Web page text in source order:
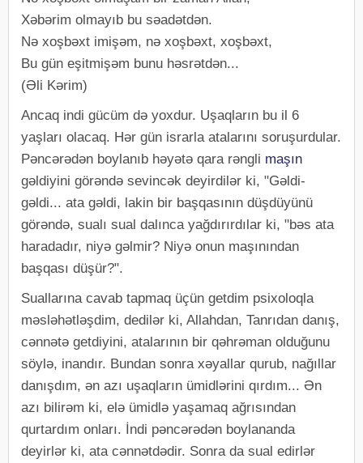
Xəbərim olmayıb bu səadətdən.
Nə xoşbəxt imişəm, nə xoşbəxt, xoşbəxt,
Bu gün eşitmişəm bunu həsrətdən...
(Əli Kərim)
Ancaq indi gücüm də yoxdur. Uşaqların bu il 6
yaşları olacaq. Hər gün israrla atalarını soruşurdular.
Pəncərədən boylanıb həyətə qara rəngli maşın
gəldiyini görəndə sevincək deyirdilər ki, "Gəldi-
gəldi... ata gəldi, lakin bir başqasının düşdüyünü
görəndə, sualı sual dalınca yağdırırdılar ki, "bəs ata
haradadır, niyə gəlmir? Niyə onun maşınından
başqası düşür?".
Suallarına cavab tapmaq üçün getdim psixoloqla
məsləhətləşdim, dedilər ki, Allahdan, Tanrıdan danış,
cənnətə getdiyini, atalarının bir qəhrəman olduğunu
söylə, inandır. Bundan sonra xəyallar qurub, nağıllar
danışdım, ən azı uşaqların ümidlərini qırdım... Ən
azı bilirəm ki, elə ümidlə yaşamaq ağrısından
qurtardım onları. İndi pəncərədən boylananda
deyirlər ki, ata cənnətdədir. Sonra da sual edirlər